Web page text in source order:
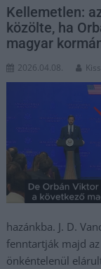
Kellemetlen:
közölte, ha
magyar
2026.04.08.
hazánkba. J. D.
fenntartják majd
önkéntelenül